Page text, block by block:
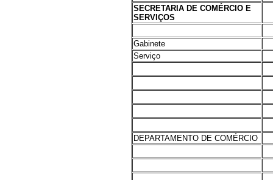
SECRETARIA DE COMÉRCIO E
SERVIÇOS
Gabinete
Serviço
DEPARTAMENTO DE COMÉRCIO